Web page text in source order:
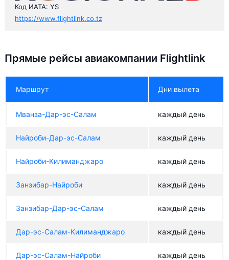
Код ИАТА: YS
https://www.flightlink.co.tz
Прямые рейсы авиакомпании Flightlink
Маршрут Дни вылета
Мванза-Дар-эс-Салам каждый день
Найроби-Дар-эс-Салам каждый день
Найроби-Килиманджаро каждый день
Занзибар-Найроби каждый день
Занзибар-Дар-эс-Салам каждый день
Дар-эс-Салам-Килиманджаро каждый день
Дар-эс-Салам-Найроби каждый день